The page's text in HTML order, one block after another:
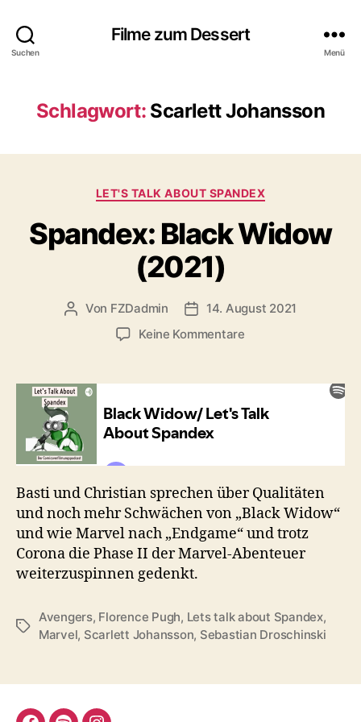
Suchen
Filme zum Dessert
Menü
Schlagwort: Scarlett Johansson
Kategorien
LET'S TALK ABOUT SPANDEX
Spandex: Black Widow
(2021)
Beitragsautor
Von FZDadmin Veröffentlichungsdatum
14. August 2021
Keine Kommentarezu
Widow
Basti und Christian sprechen über Qualitäten
und noch mehr Schwächen von „Black Widow“
und wie Marvel nach „Endgame“ und trotz
Corona die Phase II der Marvel-Abenteuer
weiterzuspinnen gedenkt.
Schlagwörter
Avengers, Florence Pugh, Lets talk about Spandex,
Marvel, Scarlett Johansson, Sebastian Droschinski